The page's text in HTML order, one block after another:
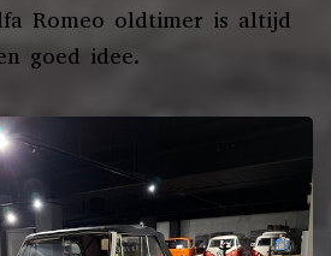
Romeo oldtimer is altijd
goed idee.